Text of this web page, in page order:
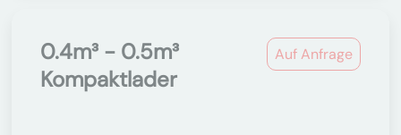
Auf Anfrage
0.4m³ - 0.5m³
Kompaktlader